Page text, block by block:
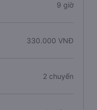
9 giờ
330.000 VNĐ
2 chuyến